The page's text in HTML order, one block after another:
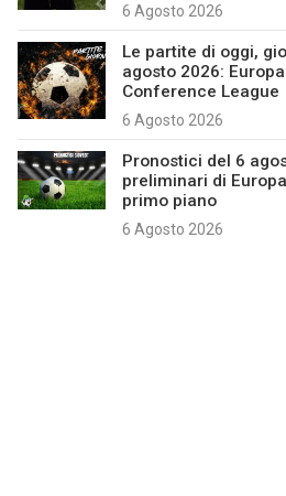
6 Agosto 2026
Le partite di oggi,
agosto 2026:
Conference League
6 Agosto 2026
Pronostici del 6
preliminari di
primo piano
6 Agosto 2026